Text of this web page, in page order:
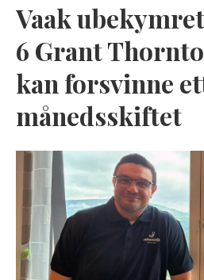
Vaak
6 Grant
kan forsvinne
månedsskiftet